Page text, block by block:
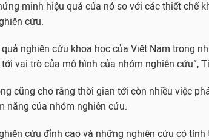
minh hiệu quả của nó so với các thiết chế
cứu.
quả nghiên cứu khoa học của Việt Nam trong
vai trò của mô hình của nhóm nghiên cứu”,
cũng cho rằng thời gian tới còn nhiều việc
năng của nhóm nghiên cứu.
cứu đỉnh cao và những nghiên cứu có